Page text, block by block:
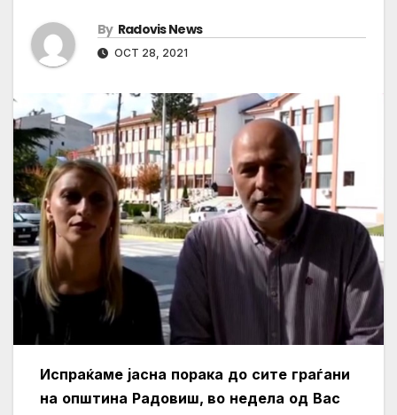
By Radovis News
OCT 28, 2021
Испраќаме јасна порака до сите граѓани
на општина Радовиш, во недела од Вас